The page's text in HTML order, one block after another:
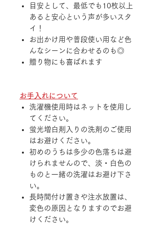
目安として、最低でも10枚以上
あると安心という声が多いスタ
イ！
お出かけ用や普段使い用など色
んなシーンに合わせるのも◎
贈り物にも喜ばれます
お手入れについて
洗濯機使用時はネットを使用し
てください。
蛍光増白剤入りの洗剤のご使用
はお避けください。
初めのうちは多少の色落ちは避
けられませんので、淡・白色の
ものと一緒の洗濯はお避け下さ
い。
長時間付け置きや注水放置は、
変色の原因となりますのでお避
けください。